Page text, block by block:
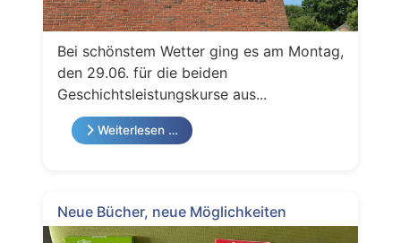
Bei schönstem Wetter ging es am Montag,
den 29.06. für die beiden
Geschichtsleistungskurse aus...
Weiterlesen …
Neue Bücher, neue Möglichkeiten